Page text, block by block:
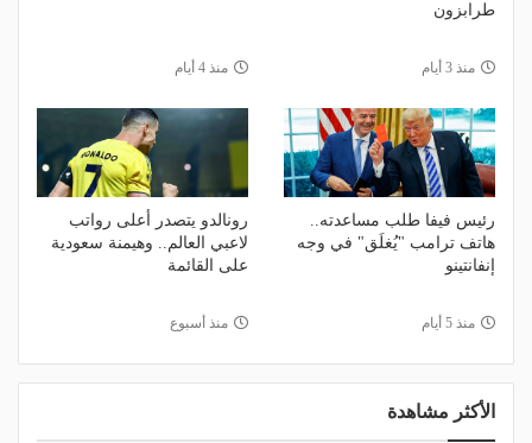
طرابزون
منذ 3 أيام منذ 4 أيام
رئيس فيفا طلب مساعدته..
هاتف ترامب "يُغلَق" في وجه
إنفانتينو
منذ 5 أيام
رونالدو يتصدر أعلى رواتب
لاعبي العالم.. وهيمنة سعودية
على القائمة
منذ أسبوع
الأكثر مشاهدة